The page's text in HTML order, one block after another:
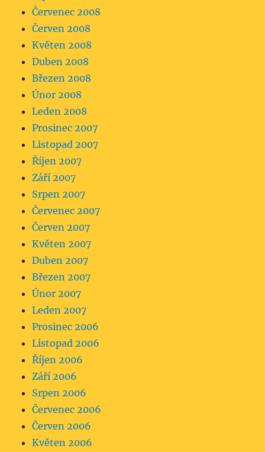
Červenec 2008
Červen 2008
Květen 2008
Duben 2008
Březen 2008
Únor 2008
Leden 2008
Prosinec 2007
Listopad 2007
Říjen 2007
Září 2007
Srpen 2007
Červenec 2007
Červen 2007
Květen 2007
Duben 2007
Březen 2007
Únor 2007
Leden 2007
Prosinec 2006
Listopad 2006
Říjen 2006
Září 2006
Srpen 2006
Červenec 2006
Červen 2006
Květen 2006